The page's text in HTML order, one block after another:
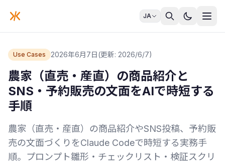
JA
Use Cases 2026年6月7日(更新: 2026/6/7)
農家（直売・産直）の商品紹介と
SNS・予約販売の文面をAIで時短する
手順
農家（直売・産直）の商品紹介やSNS投稿、予約販
売の文面づくりをClaude Codeで時短する実務手
順。プロンプト雛形・チェックリスト・検証スクリ